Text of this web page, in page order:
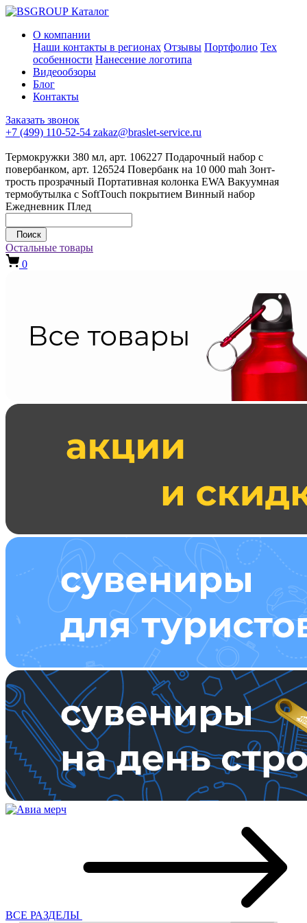
Каталог
О компании
Наши контакты в регионах Отзывы Портфолио Тех
особенности Нанесение логотипа
Видеообзоры
Блог
Контакты
Заказать звонок
+7 (499) 110-52-54 zakaz@braslet-service.ru
Термокружки 380 мл, арт. 106227 Подарочный набор с
повербанком, арт. 126524 Повербанк на 10 000 mah Зонт-
трость прозрачный Портативная колонка EWA Вакуумная
термобутылка с SoftTouch покрытием Винный набор
Ежедневник Плед
Поиск
Остальные товары
0
ВСЕ РАЗДЕЛЫ